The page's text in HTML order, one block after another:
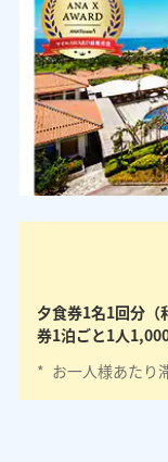
夕食券1名1回分（
券1泊ごと1人
* お一人様あたり